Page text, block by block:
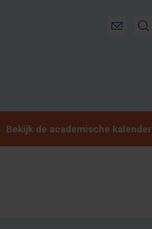
Bekijk de academische kalender